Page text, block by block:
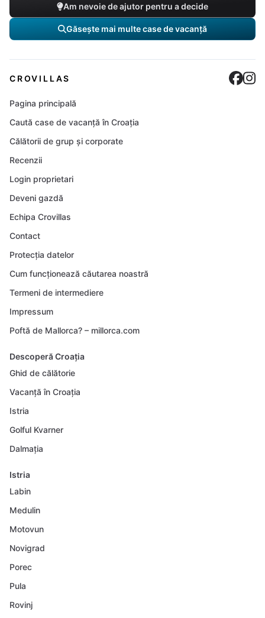
Am nevoie de ajutor pentru a decide
Găsește mai multe case de vacanță
CROVILLAS
Pagina principală
Caută case de vacanță în Croația
Călătorii de grup și corporate
Recenzii
Login proprietari
Deveni gazdă
Echipa Crovillas
Contact
Protecția datelor
Cum funcționează căutarea noastră
Termeni de intermediere
Impressum
Poftă de Mallorca? – millorca.com
Descoperă Croația
Ghid de călătorie
Vacanță în Croația
Istria
Golful Kvarner
Dalmația
Istria
Labin
Medulin
Motovun
Novigrad
Porec
Pula
Rovinj